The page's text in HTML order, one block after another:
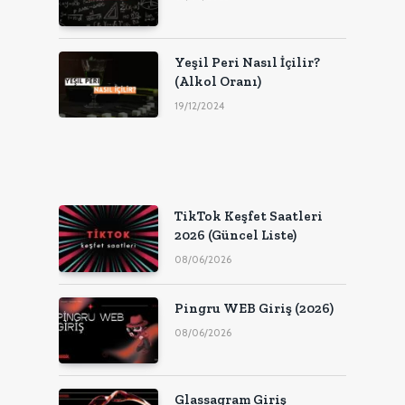
Yeşil Peri Nasıl İçilir?
(Alkol Oranı)
19/12/2024
TikTok Keşfet Saatleri
2026 (Güncel Liste)
08/06/2026
Pingru WEB Giriş (2026)
08/06/2026
Glassagram Giriş